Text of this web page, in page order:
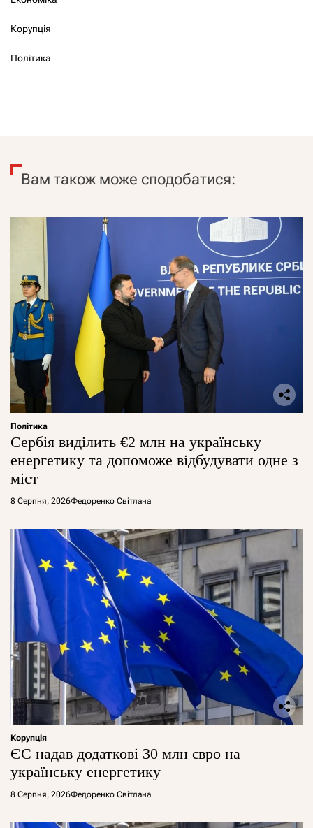
Корупція
Політика
Вам також може сподобатися:
Політика
Сербія виділить €2 млн на українську
енергетику та допоможе відбудувати одне з
міст
8 Серпня, 2026Федоренко Світлана
Корупція
ЄС надав додаткові 30 млн євро на
українську енергетику
8 Серпня, 2026Федоренко Світлана